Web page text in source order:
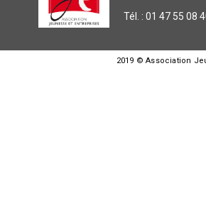
Tél. : 01 47 55 08
2019 © Association